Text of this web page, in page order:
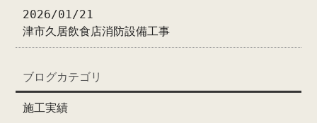
2026/01/21
津市久居飲食店消防設備工事
ブログカテゴリ
施工実績